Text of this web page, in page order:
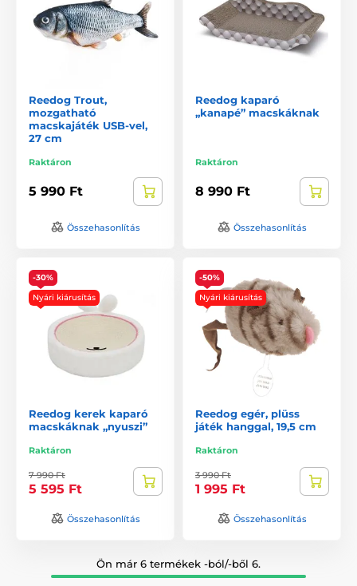
Reedog Trout,
mozgatható
macskajáték USB-vel,
27 cm
Raktáron
5 990 Ft
Összehasonlítás
Reedog kaparó
„kanapé” macskáknak
Raktáron
8 990 Ft
Összehasonlítás
-30%
Nyári kiárusítás
Reedog kerek kaparó
macskáknak „nyuszi”
Raktáron
7 990 Ft
5 595 Ft
Összehasonlítás
-50%
Nyári kiárusítás
Reedog egér, plüss
játék hanggal, 19,5 cm
Raktáron
3 990 Ft
1 995 Ft
Összehasonlítás
Ön már 6 termékek -ból/-ből 6.